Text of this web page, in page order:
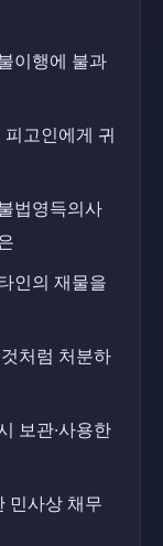
이행에 불과
고인에게 귀
법영득의사
인의 재물을
처럼 처분하
보관·사용한
민사상 채무